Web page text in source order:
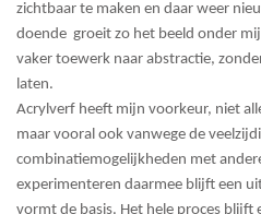
zichtbaar te maken en daar weer
doende groeit zo het beeld onder
vaker toewerk naar abstractie,
laten.
Acrylverf heeft mijn voorkeur, niet
maar vooral ook vanwege de
combinatiemogelijkheden met
experimenteren daarmee blijft een
vormt de basis. Het hele proces blijft